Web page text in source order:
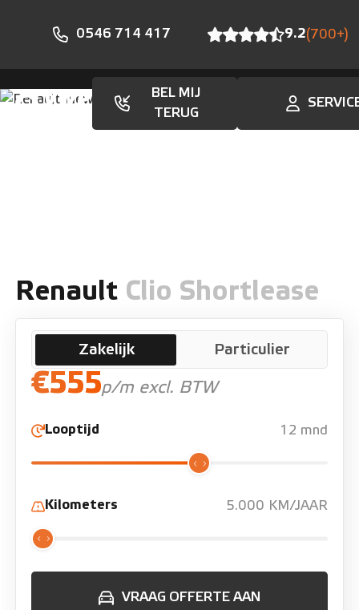
0546 714 417 9.2(700+)
BEL MIJ
TERUG
Renault Clio Shortlease
Zakelijk Particulier
€555p/m excl. BTW
Looptijd 12 mnd
Kilometers 5.000 KM/JAAR
VRAAG OFFERTE AAN